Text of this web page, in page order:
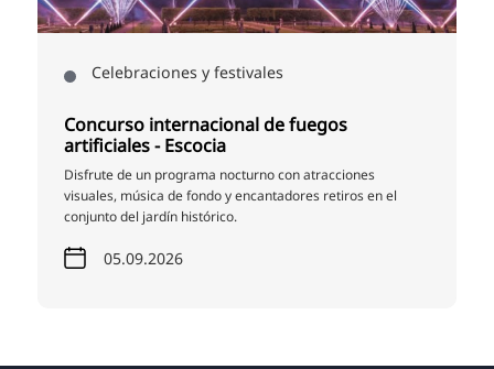
Celebraciones y festivales
Concurso internacional de fuegos
artificiales - Escocia
Disfrute de un programa nocturno con atracciones
visuales, música de fondo y encantadores retiros en el
conjunto del jardín histórico.
05.09.2026